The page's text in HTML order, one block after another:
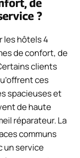
de
?
les hôtels 4
de confort, de
clients
ces
spacieuses et
de haute
réparateur. La
communs
un service